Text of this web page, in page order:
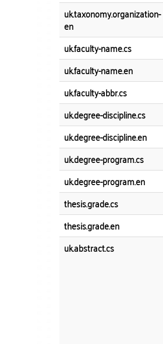
uk.taxonomy.organization-
en
uk.faculty-name.cs
uk.faculty-name.en
uk.faculty-abbr.cs
uk.degree-discipline.cs
uk.degree-discipline.en
uk.degree-program.cs
uk.degree-program.en
thesis.grade.cs
thesis.grade.en
uk.abstract.cs